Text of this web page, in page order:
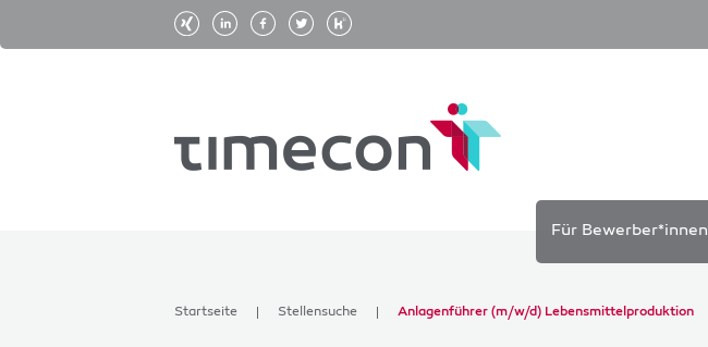
Für Bewerber*innen
Startseite Stellensuche Anlagenführer (m/w/d) Lebensmittelproduktion